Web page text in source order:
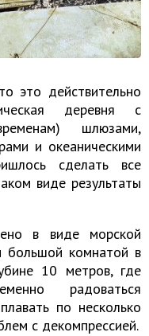
это действительно
деревня с
шлюзами,
и океаническими
сделать все
виде результаты
в виде морской
большой комнатой в
10 метров, где
радоваться
по несколько
с декомпрессией.